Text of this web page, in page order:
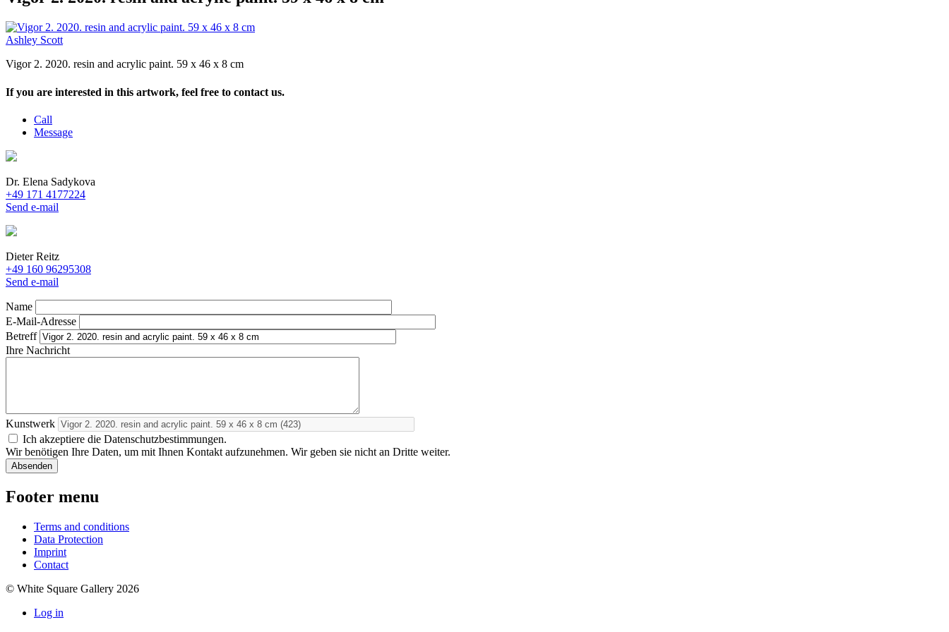
Ashley Scott
Vigor 2. 2020. resin and acrylic paint. 59 x 46 x 8 cm
If you are interested in this artwork, feel free to contact us.
Call
Message
Dr. Elena Sadykova
+49 171 4177224
Send e-mail
Dieter Reitz
+49 160 96295308
Send e-mail
Name
E-Mail-Adresse
Betreff
Ihre Nachricht
Kunstwerk
Ich akzeptiere die Datenschutzbestimmungen.
Wir benötigen Ihre Daten, um mit Ihnen Kontakt aufzunehmen. Wir geben sie nicht an Dritte weiter.
Footer menu
Terms and conditions
Data Protection
Imprint
Contact
© White Square Gallery 2026
Log in